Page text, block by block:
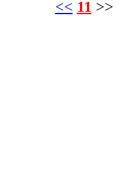
<< 11 >>